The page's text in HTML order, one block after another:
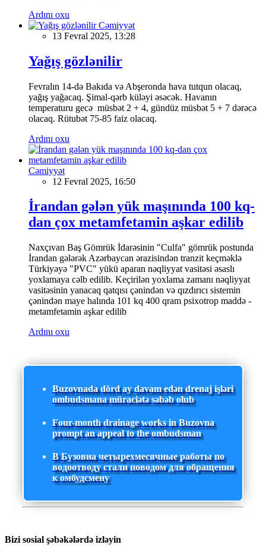
Ardını oxu
Cəmiyyət
13 Fevral 2025, 13:28
Yağış gözlənilir
Fevralın 14-də Bakıda və Abşeronda hava tutqun olacaq,
yağış yağacaq. Şimal-qərb küləyi əsəcək. Havanın
temperaturu gecə müsbət 2 + 4, gündüz müsbət 5 + 7 dərəcə
olacaq. Rütubət 75-85 faiz olacaq.
Ardını oxu
Cəmiyyət
12 Fevral 2025, 16:50
İrandan gələn yük maşınında 100 kq-
dan çox metamfetamin aşkar edilib
Naxçıvan Baş Gömrük İdarəsinin "Culfa" gömrük postunda
İrandan gələrək Azərbaycan ərazisindən tranzit keçməklə
Türkiyəyə "PVC" yükü aparan nəqliyyat vasitəsi əsaslı
yoxlamaya cəlb edilib. Keçirilən yoxlama zamanı nəqliyyat
vasitəsinin yanacaq qatqısı çənindən və qızdırıcı sistemin
çənindən maye halında 101 kq 400 qram psixotrop maddə -
metamfetamin aşkar edilib
Ardını oxu
Buzovnada dörd ay davam edən drenaj işləri
ombudsmana müraciətə səbəb olub
Four-month drainage works in Buzovna
prompt an appeal to the ombudsman
В Бузовна четырехмесячные работы по
водоотводу стали поводом для обращения
к омбудсмену
Bizi sosial şəbəkələrdə izləyin